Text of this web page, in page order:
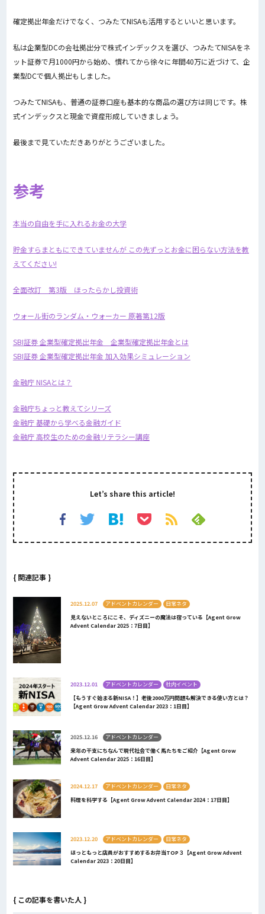
確定拠出年金だけでなく、つみたてNISAも活用するといいと思います。
私は企業型DCの会社拠出分で株式インデックスを選び、つみたてNISAをネ
ット証券で月1000円から始め、慣れてから徐々に年間40万に近づけて、企
業型DCで個人拠出もしました。
つみたてNISAも、普通の証券口座も基本的な商品の選び方は同じです。株
式インデックスと現金で資産形成していきましょう。
最後まで見ていただきありがとうございました。
参考
本当の自由を手に入れるお金の大学
貯金すらまともにできていませんが この先ずっとお金に困らない方法を教
えてください!
全面改訂 第3版 ほったらかし投資術
ウォール街のランダム・ウォーカー 原著第12版
SBI証券 企業型確定拠出年金 企業型確定拠出年金とは
SBI証券 企業型確定拠出年金 加入効果シミュレーション
金融庁 NISAとは？
金融庁ちょっと教えてシリーズ
金融庁基礎から学べる金融ガイド
金融庁 高校生のための金融リテラシー講座
Let’s share this article!
{ 関連記事 }
2025.12.07 アドベントカレンダー
日常ネタ
見えないところにこそ、ディズニーの魔法は宿っている【Agent Grow
Advent Calendar 2025：7日目】
2023.12.01 アドベントカレンダー
社内イベント
【もうすぐ始まる新NISA！】老後2000万円問題も解決できる使い方とは？
【Agent Grow Advent Calendar 2023：1日目】
2025.12.16
アドベントカレンダー
来年の干支にちなんで現代社会で働く馬たちをご紹介【Agent Grow
Advent Calendar 2025：16日目】
2024.12.17 アドベントカレンダー
日常ネタ
料理を科学する【Agent Grow Advent Calendar 2024：17日目】
2023.12.20 アドベントカレンダー
日常ネタ
ほっともっと店員がおすすめするお弁当TOP３【Agent Grow Advent
Calendar 2023：20日目】
{ この記事を書いた人 }